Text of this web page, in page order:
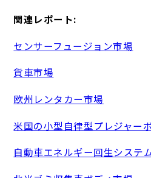
関連レポート:
センサーフュージョン市場
貨車市場
欧州レンタカー市場
米国の小型自律型プレジャー
自動車エネルギー回生システ